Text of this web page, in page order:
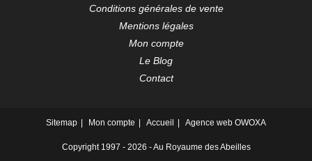
Conditions générales de vente
Mentions légales
Mon compte
Le Blog
Contact
Sitemap Mon compte Accueil Agence web OWOXA
Copyright 1997 - 2026 - Au Royaume des Abeilles